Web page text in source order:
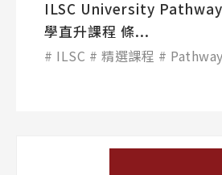
ILSC University
學直升課程 條...
ILSC 精選課程